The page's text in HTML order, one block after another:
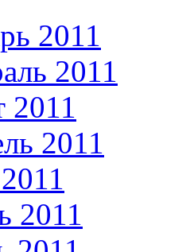
2011
2011
2011
2011
2011